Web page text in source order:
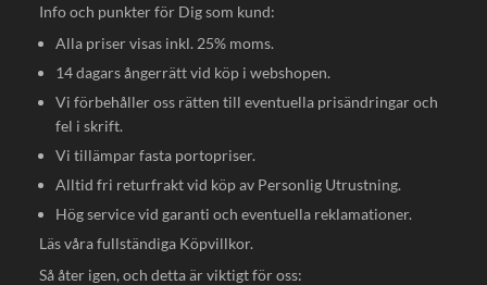
Info och punkter för Dig som kund:
Alla priser visas inkl. 25% moms.
14 dagars ångerrätt vid köp i webshopen.
Vi förbehåller oss rätten till eventuella prisändringar och
fel i skrift.
Vi tillämpar fasta portopriser.
Alltid fri returfrakt vid köp av Personlig Utrustning.
Hög service vid garanti och eventuella reklamationer.
Läs våra fullständiga Köpvillkor.
Så åter igen, och detta är viktigt för oss: